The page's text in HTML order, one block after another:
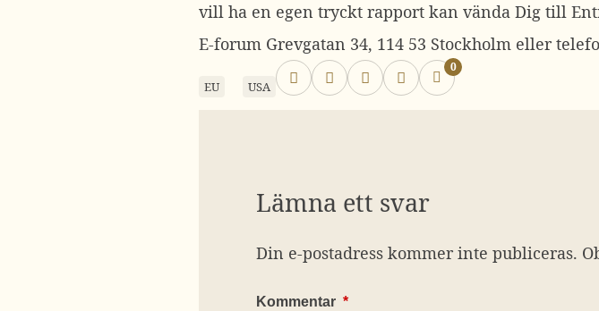
vill ha en egen tryckt rapport kan vända Dig till
E-forum Grevgatan 34, 114 53 Stockholm eller
EU USA
0
Lämna ett svar
Din e-postadress kommer inte publiceras.
Kommentar *